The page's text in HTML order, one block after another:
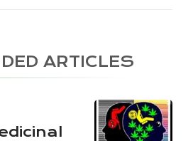
ARTICLES